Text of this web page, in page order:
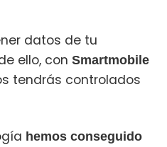
datos de tu
ello, con Smartmobile
tendrás controlados
hemos conseguido